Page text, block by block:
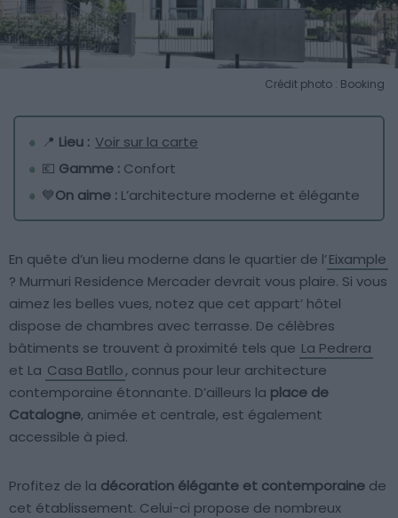
Crédit photo : Booking
📍 Lieu : Voir sur la carte
💶 Gamme : Confort
💙On aime : L’architecture moderne et élégante
En quête d’un lieu moderne dans le quartier de l’Eixample
? Murmuri Residence Mercader devrait vous plaire. Si vous
aimez les belles vues, notez que cet appart’ hôtel
dispose de chambres avec terrasse. De célèbres
bâtiments se trouvent à proximité tels que La Pedrera
et La Casa Batllo, connus pour leur architecture
contemporaine étonnante. D’ailleurs la place de
Catalogne, animée et centrale, est également
accessible à pied.
Profitez de la décoration élégante et contemporaine de
cet établissement. Celui-ci propose de nombreux